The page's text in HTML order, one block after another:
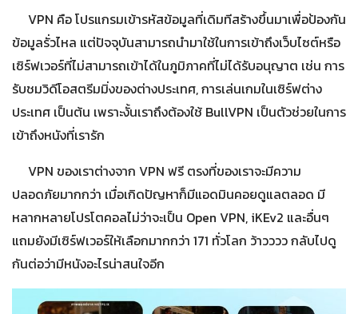
VPN คือ โปรแกรมเข้ารหัสข้อมูลที่เดิมทีสร้างขึ้นมาเพื่อป้องกัน
ข้อมูลรั่วไหล แต่ปัจจุบันสามารถนำมาใช้ในการเข้าถึงเว็บไซต์หรือ
เซิร์ฟเวอร์ที่ไม่สามารถเข้าได้ในภูมิภาคที่ไม่ได้รับอนุญาต เช่น การ
รับชมวิดีโอสตรีมมิ่งของต่างประเทศ, การเล่นเกมในเซิร์ฟต่าง
ประเทศ เป็นต้น เพราะงั้นเราถึงต้องใช้ BullVPN เป็นตัวช่วยในการ
เข้าถึงหนังที่เรารัก
VPN ของเราต่างจาก VPN ฟรี ตรงที่ของเราจะมีความ
ปลอดภัยมากกว่า เมื่อเกิดปัญหาก็มีแอดมินคอยดูแลตลอด มี
หลากหลายโปรโตคอลไม่ว่าจะเป็น Open VPN, iKEv2 และอื่นๆ
แถมยังมีเซิร์ฟเวอร์ให้เลือกมากกว่า 171 ทั่วโลก ว้าวววว กลับไปดู
กันต่อว่ามีหนังอะไรน่าสนใจอีก